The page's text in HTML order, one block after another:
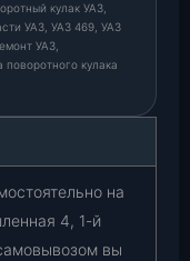
кулак УАЗ,
УАЗ, УАЗ 469, УАЗ
УАЗ,
кулака
на
4, 1-й
вы